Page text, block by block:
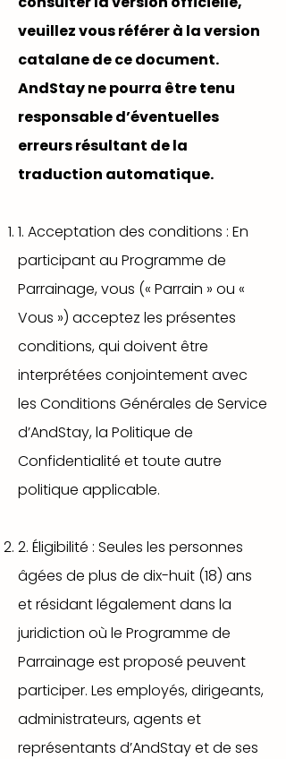
veuillez vous référer à la version
catalane de ce document.
AndStay ne pourra être tenu
responsable d’éventuelles
erreurs résultant de la
traduction automatique.
1. Acceptation des conditions : En
participant au Programme de
Parrainage, vous (« Parrain » ou «
Vous ») acceptez les présentes
conditions, qui doivent être
interprétées conjointement avec
les Conditions Générales de Service
d’AndStay, la Politique de
Confidentialité et toute autre
politique applicable.
2. Éligibilité : Seules les personnes
âgées de plus de dix-huit (18) ans
et résidant légalement dans la
juridiction où le Programme de
Parrainage est proposé peuvent
participer. Les employés, dirigeants,
administrateurs, agents et
représentants d’AndStay et de ses